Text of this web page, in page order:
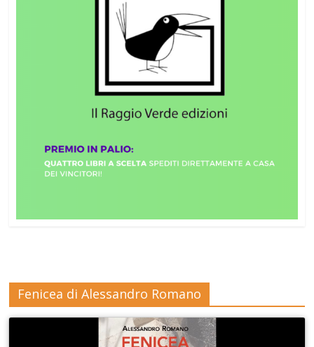
Fenicea di Alessandro Romano